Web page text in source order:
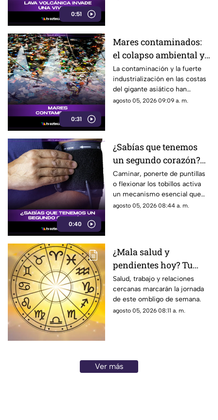
0:51
0:31
Mares contaminados:
el colapso ambiental y
pesquero en zonas
costeras asiáticas
La contaminación y la fuerte
industrialización en las costas
del gigante asiático han
colapsado sus ecosistemas
agosto 05, 2026 09:09 a. m.
0:40
¿Sabías que tenemos
un segundo corazón?
Descubre el rol vital de
tus pantorrillas
Caminar, ponerte de puntillas
o flexionar los tobillos activa
un mecanismo esencial que
reduce la carga de trabajo en
agosto 05, 2026 08:44 a. m.
¿Mala salud y
pendientes hoy? Tu
horóscopo del
miércoles
Salud, trabajo y relaciones
cercanas marcarán la jornada
de este ombligo de semana.
agosto 05, 2026 08:11 a. m.
Ver más